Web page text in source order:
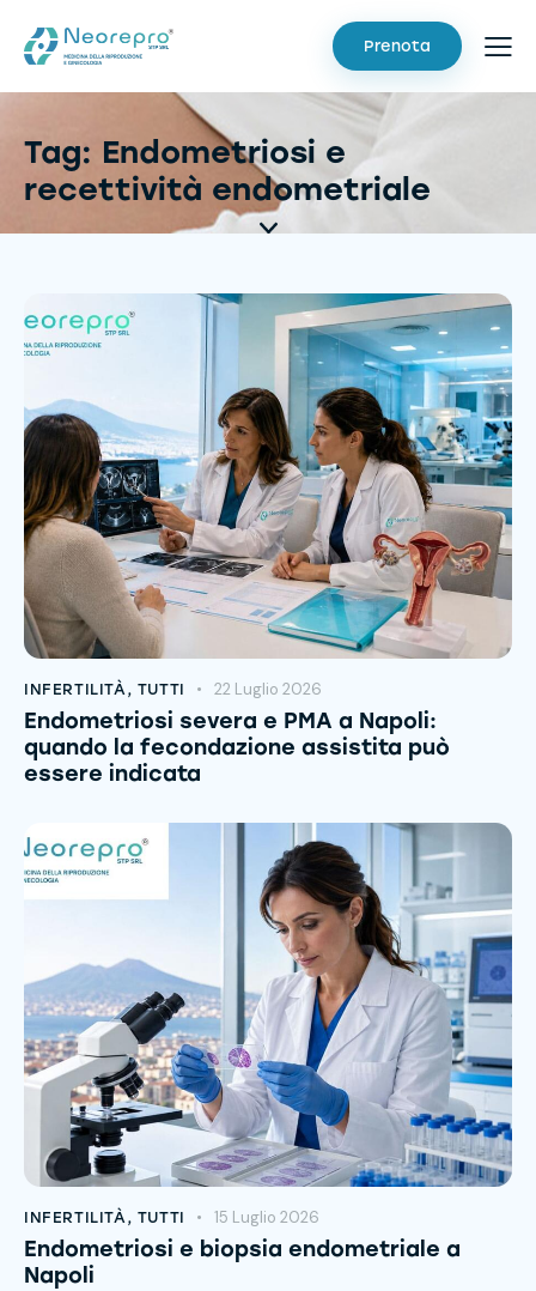
Prenota
Tag: Endometriosi e
recettività endometriale
INFERTILITÀ , TUTTI 22 Luglio 2026
Endometriosi severa e PMA a Napoli:
quando la fecondazione assistita può
essere indicata
INFERTILITÀ, TUTTI 15 Luglio 2026
Endometriosi e biopsia endometriale a
Napoli